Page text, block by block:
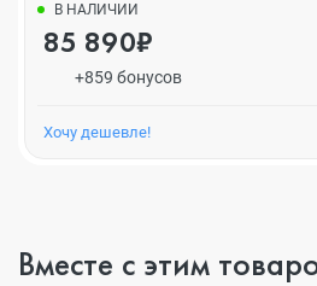
В НАЛИЧИИ
85 890₽
+859 бонусов
Хочу дешевле!
Вместе с этим